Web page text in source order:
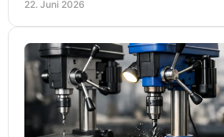
22. Juni 2026